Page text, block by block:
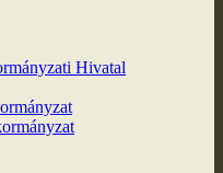
Hivatal